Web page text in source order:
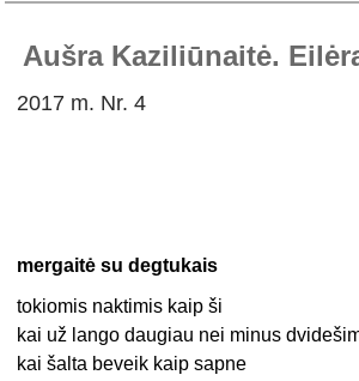
Aušra Kaziliūnaitė.
2017 m. Nr. 4
mergaitė su degtukais
tokiomis naktimis kaip ši
kai už lango daugiau nei minus
kai šalta beveik kaip sapne